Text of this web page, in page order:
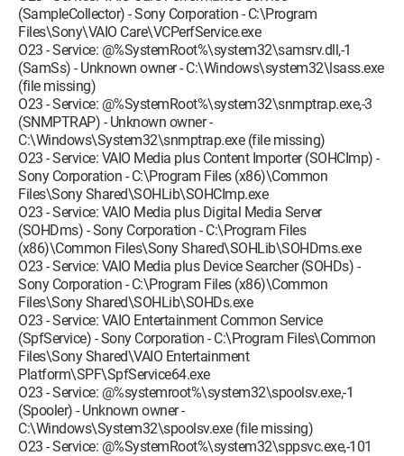
(SampleCollector) - Sony Corporation - C:\Program
Files\Sony\VAIO Care\VCPerfService.exe
O23 - Service: @%SystemRoot%\system32\samsrv.dll,-1
(SamSs) - Unknown owner - C:\Windows\system32\lsass.exe
(file missing)
O23 - Service: @%SystemRoot%\system32\snmptrap.exe,-3
(SNMPTRAP) - Unknown owner -
C:\Windows\System32\snmptrap.exe (file missing)
O23 - Service: VAIO Media plus Content Importer (SOHCImp) -
Sony Corporation - C:\Program Files (x86)\Common
Files\Sony Shared\SOHLib\SOHCImp.exe
O23 - Service: VAIO Media plus Digital Media Server
(SOHDms) - Sony Corporation - C:\Program Files
(x86)\Common Files\Sony Shared\SOHLib\SOHDms.exe
O23 - Service: VAIO Media plus Device Searcher (SOHDs) -
Sony Corporation - C:\Program Files (x86)\Common
Files\Sony Shared\SOHLib\SOHDs.exe
O23 - Service: VAIO Entertainment Common Service
(SpfService) - Sony Corporation - C:\Program Files\Common
Files\Sony Shared\VAIO Entertainment
Platform\SPF\SpfService64.exe
O23 - Service: @%systemroot%\system32\spoolsv.exe,-1
(Spooler) - Unknown owner -
C:\Windows\System32\spoolsv.exe (file missing)
O23 - Service: @%SystemRoot%\system32\sppsvc.exe,-101